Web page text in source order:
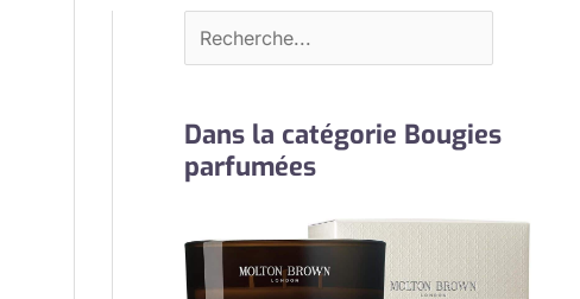
c
r
Dans la catégorie Bougies
parfumées